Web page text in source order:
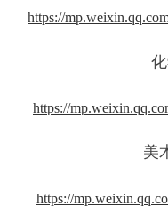
https://
https://
美
https://